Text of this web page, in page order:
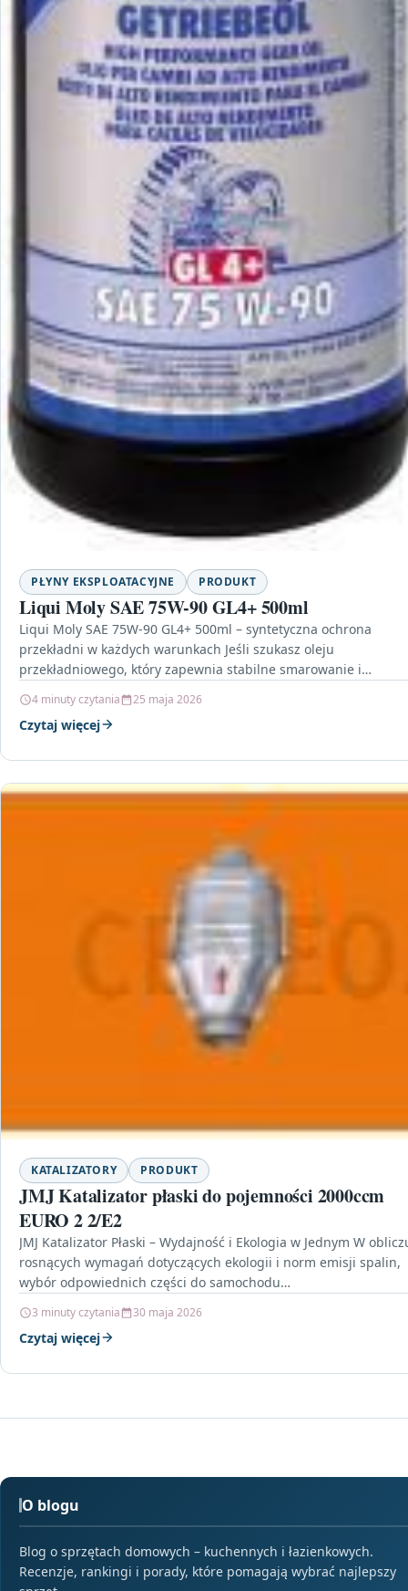
PŁYNY EKSPLOATACYJNE PRODUKT
Liqui Moly SAE 75W-90 GL4+ 500ml
Liqui Moly SAE 75W-90 GL4+ 500ml – syntetyczna ochrona
przekładni w każdych warunkach Jeśli szukasz oleju
przekładniowego, który zapewnia stabilne smarowanie i
4 minuty czytania 25 maja 2026
Czytaj więcej
KATALIZATORY PRODUKT
JMJ Katalizator płaski do pojemności 2000ccm
EURO 2 2/E2
JMJ Katalizator Płaski – Wydajność i Ekologia w Jednym W
rosnących wymagań dotyczących ekologii i norm emisji spalin,
wybór odpowiednich części do samochodu…
3 minuty czytania 30 maja 2026
Czytaj więcej
O blogu
Blog o sprzętach domowych – kuchennych i łazienkowych.
Recenzje, rankingi i porady, które pomagają wybrać najlepszy